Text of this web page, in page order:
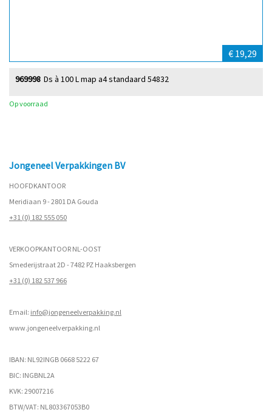
€ 19,29
Ds à 100 L map a4 standaard 54832
969998
Op voorraad
Jongeneel Verpakkingen BV
HOOFDKANTOOR
Meridiaan 9 - 2801 DA Gouda
+31 (0) 182 555 050
VERKOOPKANTOOR NL-OOST
Smederijstraat 2D - 7482 PZ Haaksbergen
+31 (0) 182 537 966
Email: info@jongeneelverpakking.nl
www.jongeneelverpakking.nl
IBAN: NL92INGB 0668 5222 67
BIC: INGBNL2A
KVK: 29007216
BTW/VAT: NL803367053B0